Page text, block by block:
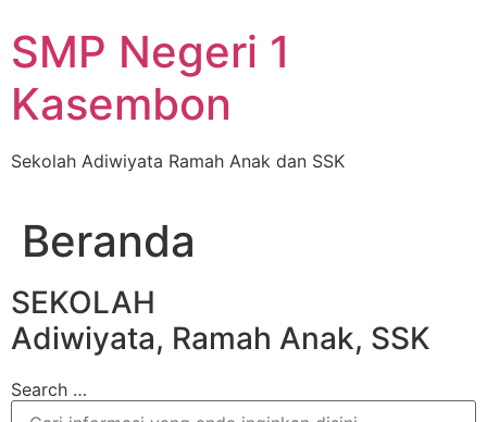
to
content
SMP Negeri 1
Kasembon
Sekolah Adiwiyata Ramah Anak dan SSK
Beranda
SEKOLAH
Adiwiyata, Ramah Anak, SSK
Search …